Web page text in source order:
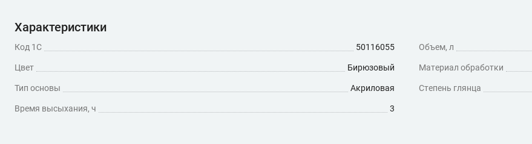
Характеристики
Код 1С 50116055 Объем, л
Цвет Бирюзовый Материал обработки
Тип основы Акриловая Степень глянца
Время высыхания, ч 3